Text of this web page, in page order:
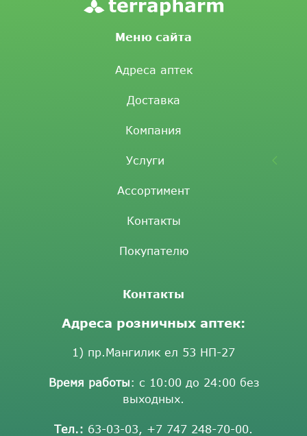
Меню сайта
Адреса аптек
Доставка
Компания
Услуги
Ассортимент
Контакты
Покупателю
Контакты
Адреса розничных аптек:
1) пр.Мангилик ел 53 НП-27
Время работы: с 10:00 до 24:00 без
выходных.
Тел.: 63-03-03, +7 747 248-70-00.